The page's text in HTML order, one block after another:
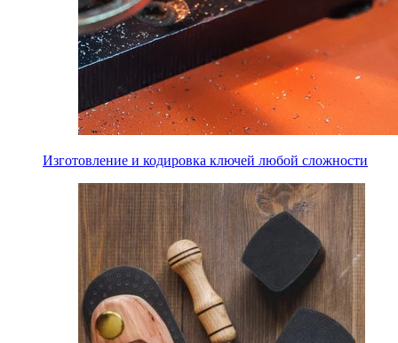
Изготовление и кодировка ключей любой сложности